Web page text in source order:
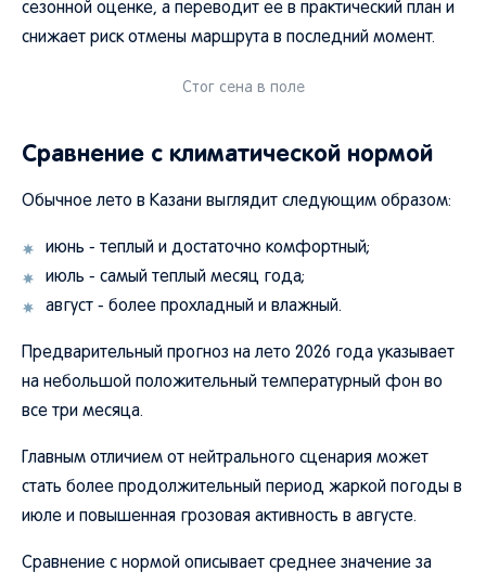
сезонной оценке, а переводит ее в практический план и
снижает риск отмены маршрута в последний момент.
Стог сена в поле
Сравнение с климатической нормой
Обычное лето в Казани выглядит следующим образом:
июнь - теплый и достаточно комфортный;
июль - самый теплый месяц года;
август - более прохладный и влажный.
Предварительный прогноз на лето 2026 года указывает
на небольшой положительный температурный фон во
все три месяца.
Главным отличием от нейтрального сценария может
стать более продолжительный период жаркой погоды в
июле и повышенная грозовая активность в августе.
Сравнение с нормой описывает среднее значение за